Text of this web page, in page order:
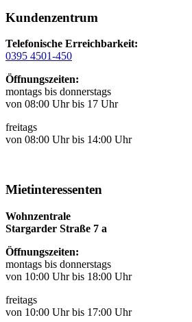
Kundenzentrum
Telefonische Erreichbarkeit:
0395 4501-450
Öffnungszeiten:
montags bis donnerstags
von 08:00 Uhr bis 17 Uhr
freitags
von 08:00 Uhr bis 14:00 Uhr
Mietinteressenten
Wohnzentrale
Stargarder Straße 7 a
Öffnungszeiten:
montags bis donnerstags
von 10:00 Uhr bis 18:00 Uhr
freitags
von 10:00 Uhr bis 17:00 Uhr